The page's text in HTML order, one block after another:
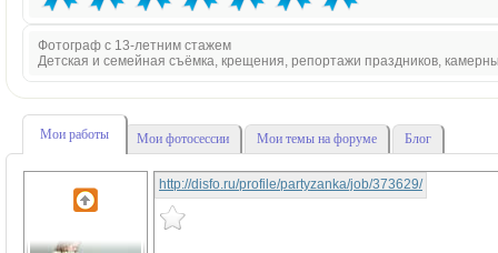
Фотограф с 13-летним стажем
Детская и семейная съёмка, крещения, репортажи праздников,
Мои работы Мои фотосессии Мои темы на форуме Блог
http://disfo.ru/profile/partyzanka/job/373629/